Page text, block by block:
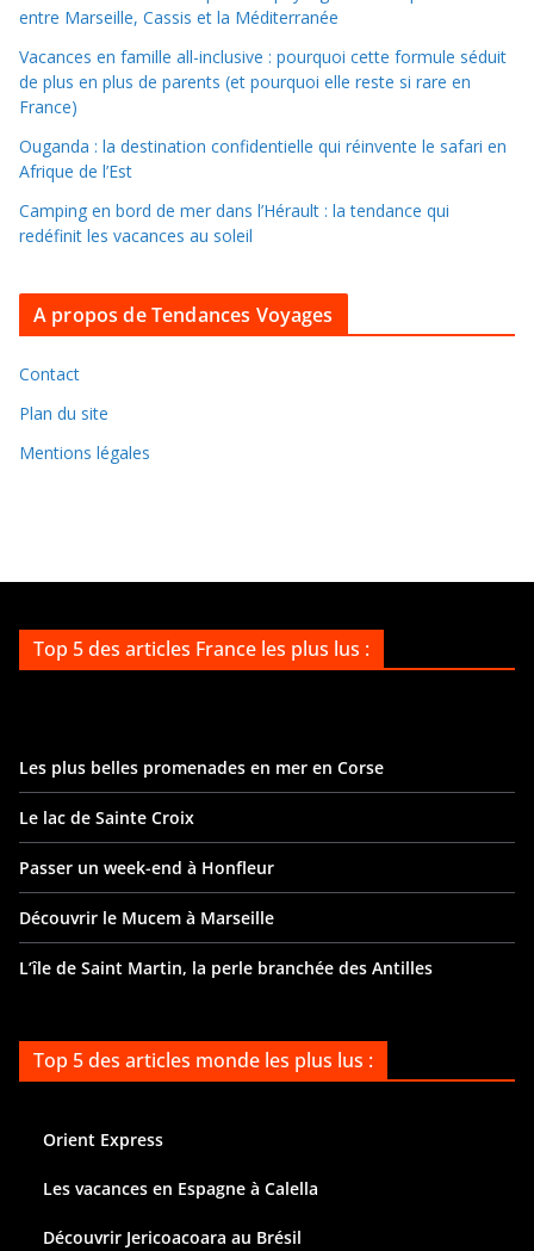
d
a
n
s
e
a
i
v
e
entre Marseille, Cassis et la Méditerranée
Vacances en famille all-inclusive : pourquoi cette formule séduit
de plus en plus de parents (et pourquoi elle reste si rare en
France)
Ouganda : la destination confidentielle qui réinvente le safari en
Afrique de l’Est
Camping en bord de mer dans l’Hérault : la tendance qui
redéfinit les vacances au soleil
A propos de Tendances Voyages
Contact
Plan du site
Mentions légales
Top 5 des articles France les plus lus :
Les plus belles promenades en mer en Corse
Le lac de Sainte Croix
Passer un week-end à Honfleur
Découvrir le Mucem à Marseille
L’île de Saint Martin, la perle branchée des Antilles
Top 5 des articles monde les plus lus :
Orient Express
Les vacances en Espagne à Calella
Découvrir Jericoacoara au Brésil